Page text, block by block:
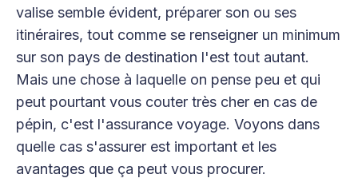
valise semble évident, préparer son ou ses
itinéraires, tout comme se renseigner un minimum
sur son pays de destination l'est tout autant.
Mais une chose à laquelle on pense peu et qui
peut pourtant vous couter très cher en cas de
pépin, c'est l'assurance voyage. Voyons dans
quelle cas s'assurer est important et les
avantages que ça peut vous procurer.